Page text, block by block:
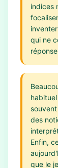
indices
qui ne
des
Enfin,
que le